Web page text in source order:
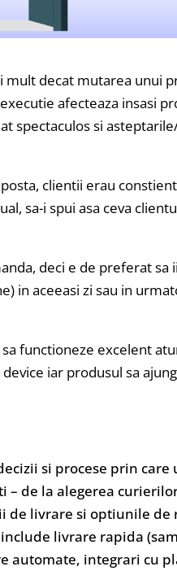
mult decat mutarea unui
afecteaza insasi
spectaculos si
clientii erau
sa-i spui asa ceva
deci e de preferat sa
in aceeasi zi sau in
functioneze excelent
iar produsul sa
si procese prin care
de la alegerea
de livrare si optiunile de
livrare rapida
automate, integrari cu